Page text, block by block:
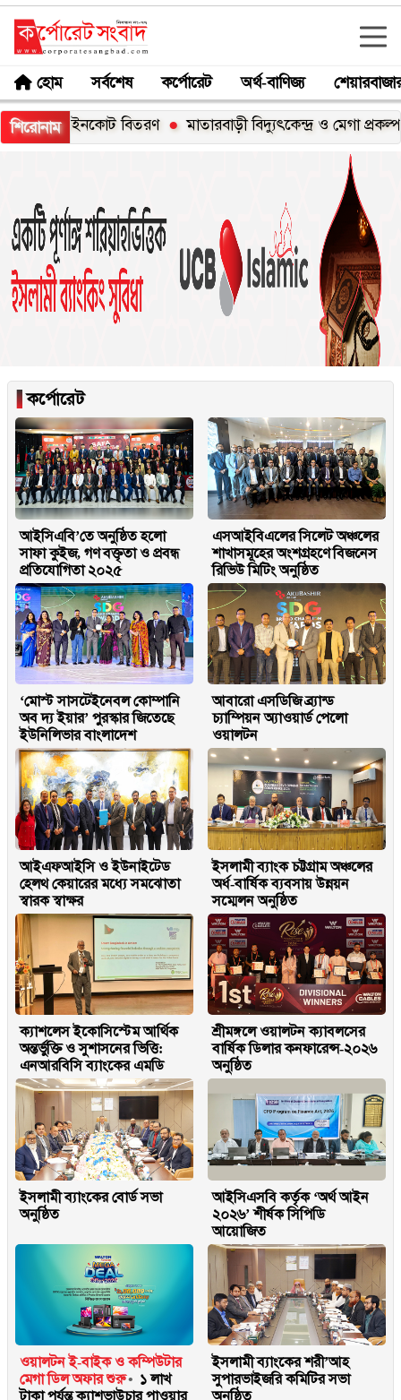
হোম সর্বশেষ কর্পোরেট অর্থ-বাণিজ্য
শিরোনাম
বেশি রেইনকোট বিতরণ মাতারবাড়ী বিদ্যুৎকেন্দ্র ও মেগা প্রকল্প
▐কর্পোরেট
আইসিএবি’তে অনুষ্ঠিত হলো
সাফা কুইজ, গণ বক্তৃতা ও প্রবন্ধ
প্রতিযোগিতা ২০২৫
এসআইবিএলের সিলেট অঞ্চলের
শাখাসমূহের অংশগ্রহণে বিজনেস
রিভিউ মিটিং অনুষ্ঠিত
‘মোস্ট সাসটেইনেবল কোম্পানি
অব দ্য ইয়ার’ পুরস্কার জিতেছে
ইউনিলিভার বাংলাদেশ
আবারো এসডিজি ব্র্যান্ড
চ্যাম্পিয়ন অ্যাওয়ার্ড পেলো
ওয়ালটন
আইএফআইসি ও ইউনাইটেড
হেলথ কেয়ারের মধ্যে সমঝোতা
স্বারক স্বাক্ষর
ইসলামী ব্যাংক চট্টগ্রাম অঞ্চলের
অর্ধ-বার্ষিক ব্যবসায় উন্নয়ন
সম্মেলন অনুষ্ঠিত
ক্যাশলেস ইকোসিস্টেম আর্থিক
অন্তর্ভুক্তি ও সুশাসনের ভিত্তি:
এনআরবিসি ব্যাংকের এমডি
শ্রীমঙ্গলে ওয়ালটন ক্যাবলসের
বার্ষিক ডিলার কনফারেন্স-২০২৬
অনুষ্ঠিত
ইসলামী ব্যাংকের বোর্ড সভা
অনুষ্ঠিত
আইসিএসবি কর্তৃক ‘অর্থ আইন
২০২৬’ শীর্ষক সিপিডি
আয়োজিত
ওয়ালটন ই-বাইক ও কম্পিউটার
মেগা ডিল অফার শুরু
১ লাখ
টাকা পর্যন্ত ক্যাশভাউচার পাওয়ার
ইসলামী ব্যাংকের শরী’আহ
সুপারভাইজরি কমিটির সভা
অনুষ্ঠিত